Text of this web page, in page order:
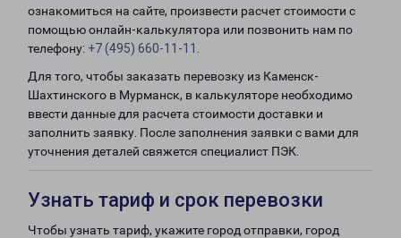
ознакомиться на сайте, произвести расчет стоимости с
помощью онлайн-калькулятора или позвонить нам по
телефону: +7 (495) 660-11-11
Для того, чтобы заказать перевозку из Каменск-
Шахтинского в Мурманск, в калькуляторе необходимо
ввести данные для расчета стоимости доставки и
заполнить заявку. После заполнения заявки с вами для
уточнения деталей свяжется специалист ПЭК.
Узнать тариф и срок перевозки
Чтобы узнать тариф, укажите город отправки, город